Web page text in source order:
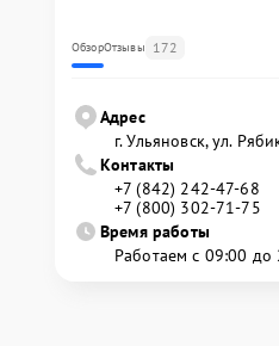
ОбзорОтзывы 172
Адрес
г. Ульяновск, ул.
Контакты
+7 (842) 242-47-68
+7 (800) 302-71-75
Время работы
Работаем с 09:00 до